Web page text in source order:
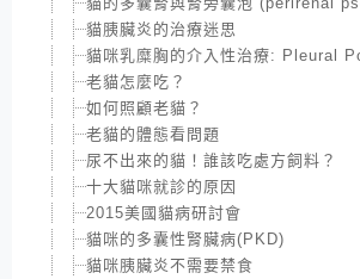
貓胰臟炎的治療迷思
貓咪乳糜胸的介入性治療: Pleural
老貓怎麼吃？
如何照顧老貓？
老貓的體態看問題
尿不出來的貓！誰該吃處方飼料？
十大貓咪就診的原因
2015美國貓病研討會
貓咪的多囊性腎臟病(PKD)
貓咪胰臟炎不需要禁食